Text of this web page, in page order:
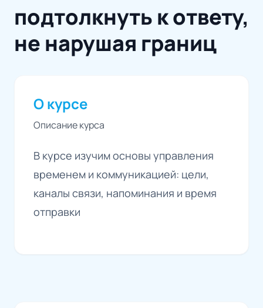
подтолкнуть к ответу,
не нарушая границ
О курсе
Описание курса
В курсе изучим основы управления
временем и коммуникацией: цели,
каналы связи, напоминания и время
отправки